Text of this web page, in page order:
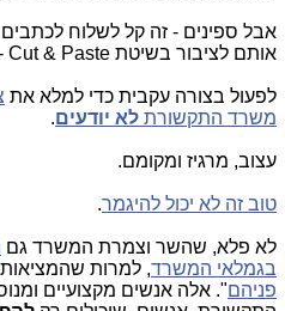
אבל ספינים - זה קל לשלוח
אותם לציבור בשיטת Cut & Paste -
לפעול בצורה עקבית כדי למלא את
משרד התקשורת לא יודעים.
עצוב, מרגיז ומקומם.
טוב זה לא יכול להיגמר.
לא פלא, שהשר וצמרת המשרד גם
בגמלאי המשרד, למרות
פניהם". אלה אנשים מקצועיים